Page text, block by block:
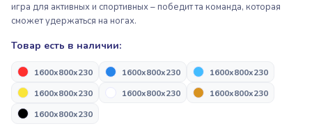
Надувная продукция для дронов
Альпинизм и скалолазание
Пьедесталы, подиумы для
награждения
Надувные арки “Старт/Финиш”
игра для активных и спортивных – победит та команда, которая
сможет удержаться на ногах.
Товар есть в наличии:
1600x800x230 1600x800x230
1600x800x230
1600x800x230
1600x800x230
1600x800x230
1600x800x230